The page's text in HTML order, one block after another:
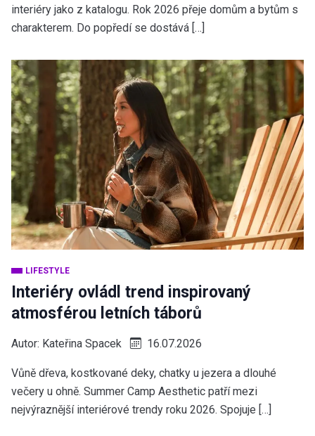
interiéry jako z katalogu. Rok 2026 přeje domům a bytům s
charakterem. Do popředí se dostává […]
LIFESTYLE
Interiéry ovládl trend inspirovaný
atmosférou letních táborů
Autor: Kateřina Spacek 16.07.2026
Vůně dřeva, kostkované deky, chatky u jezera a dlouhé
večery u ohně. Summer Camp Aesthetic patří mezi
nejvýraznější interiérové trendy roku 2026. Spojuje […]